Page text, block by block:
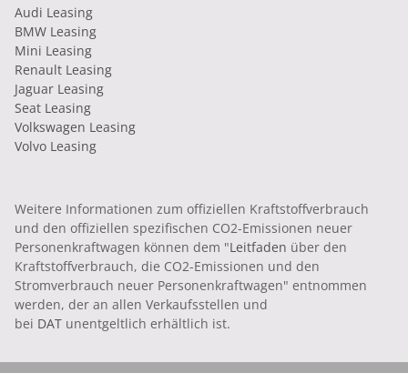
Audi Leasing
BMW Leasing
Mini Leasing
Renault Leasing
Jaguar Leasing
Seat Leasing
Volkswagen Leasing
Volvo Leasing
Weitere Informationen zum offiziellen Kraftstoffverbrauch
und den offiziellen spezifischen CO2-Emissionen neuer
Personenkraftwagen können dem "Leitfaden über den
Kraftstoffverbrauch, die CO2-Emissionen und den
Stromverbrauch neuer Personenkraftwagen" entnommen
werden, der an allen Verkaufsstellen und
bei DAT unentgeltlich erhältlich ist.